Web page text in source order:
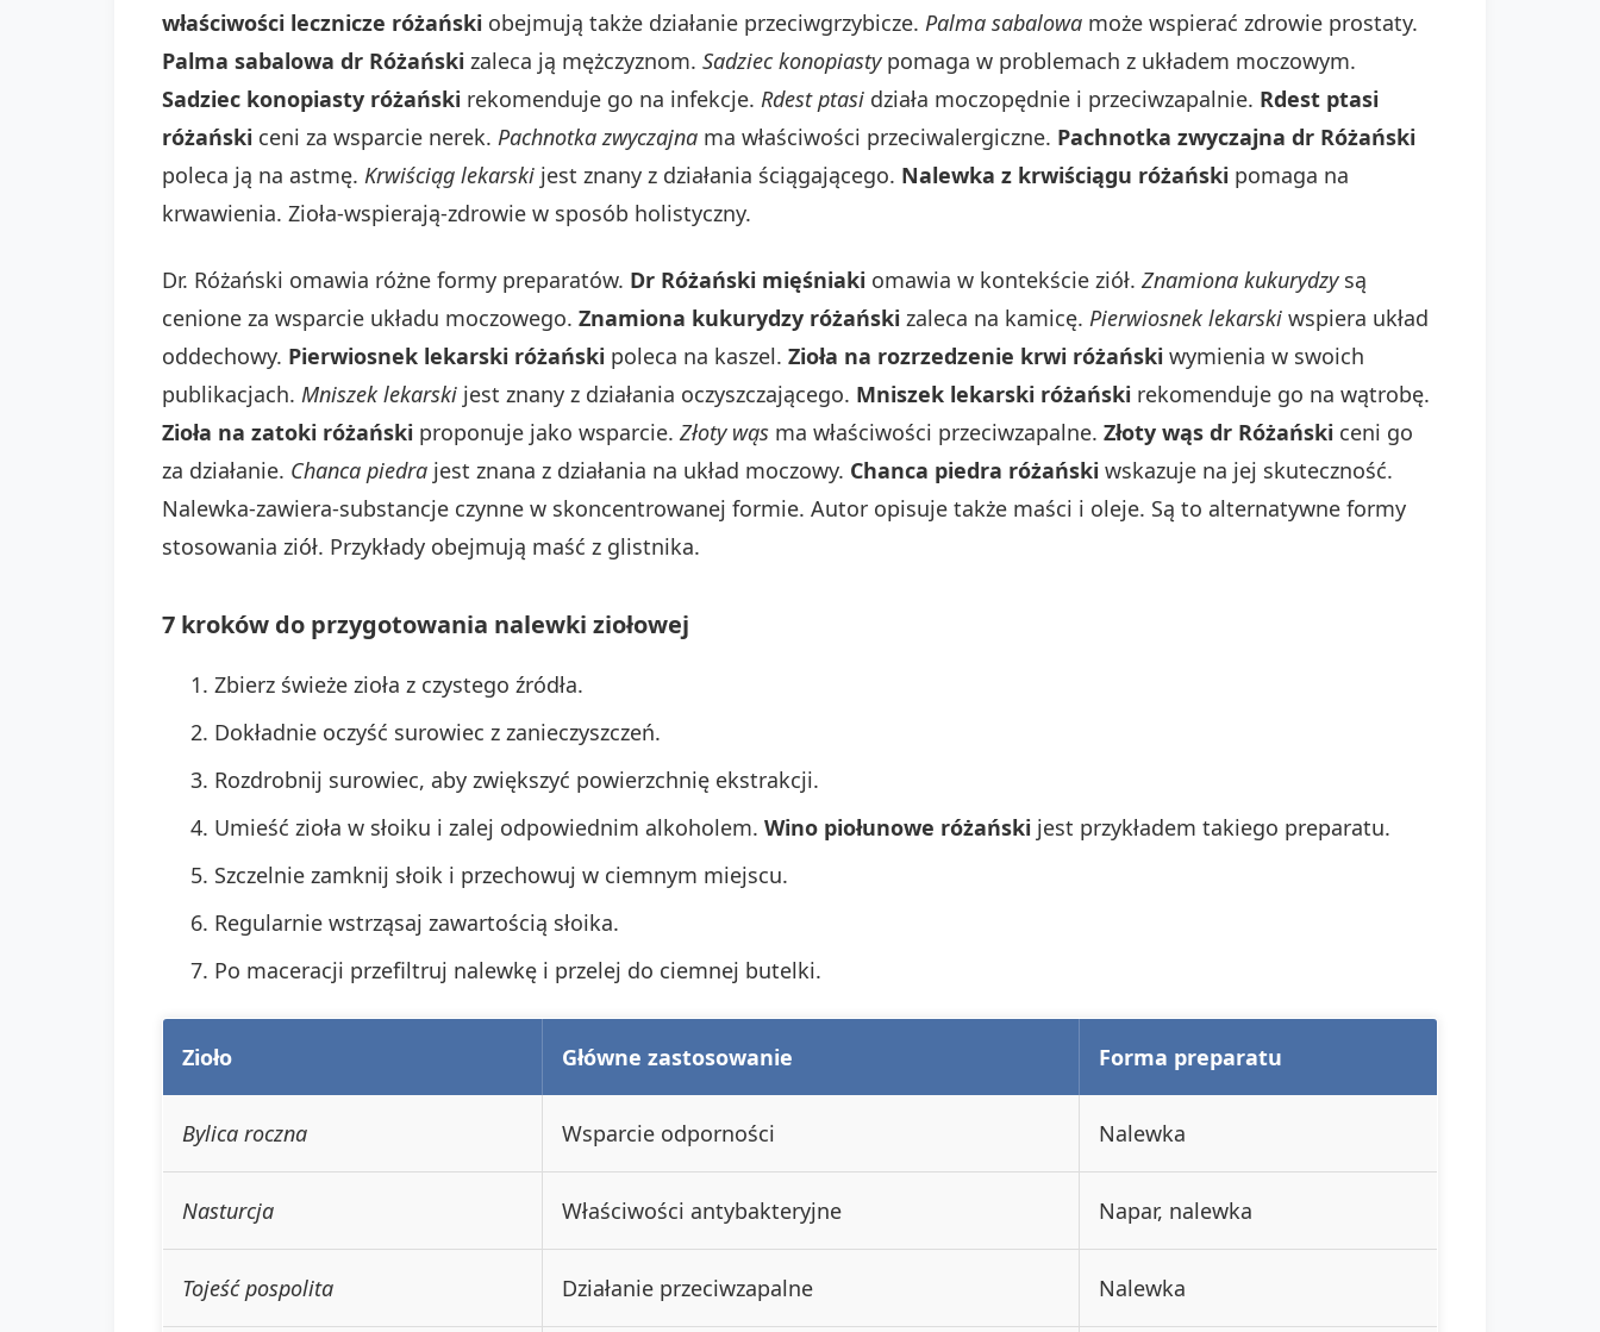
właściwości lecznicze różański obejmują także działanie przeciwgrzybicze. Palma sabalowa może wspierać zdrowie prostaty.
Palma sabalowa dr Różański zaleca ją mężczyznom. Sadziec konopiastypomaga w problemach z układem moczowym.
Sadziec konopiasty różański rekomenduje go na infekcje. Rdest ptasi działa moczopędnie i przeciwzapalnie. Rdest ptasi
różański ceni za wsparcie nerek. Pachnotka zwyczajna ma właściwości przeciwalergiczne. Pachnotka zwyczajna dr Różański
poleca ją na astmę. Krwiściąg lekarski jest znany z działania ściągającego. Nalewka z krwiściągu różański pomaga na
krwawienia. Zioła-wspierają-zdrowie w sposób holistyczny.
Dr. Różański omawia różne formy preparatów. Dr Różański mięśniaki omawia w kontekście ziół. Znamiona kukurydzysą
cenione za wsparcie układu moczowego. Znamiona kukurydzy różański zaleca na kamicę. Pierwiosnek lekarski wspiera układ
oddechowy. Pierwiosnek lekarski różański poleca na kaszel. Zioła na rozrzedzenie krwi różański wymienia w swoich
publikacjach. Mniszek lekarski jest znany z działania oczyszczającego. Mniszek lekarski różański rekomenduje go na wątrobę.
Zioła na zatoki różański proponuje jako wsparcie. Złoty wąs ma właściwości przeciwzapalne. Złoty wąs dr Różański ceni go
za działanie. Chanca piedra jest znana z działania na układ moczowy. Chanca piedra różański wskazuje na jej skuteczność.
Nalewka-zawiera-substancje czynne w skoncentrowanej formie. Autor opisuje także maści i oleje. Są to alternatywne formy
stosowania ziół. Przykłady obejmują maść z glistnika.
7 kroków do przygotowania nalewki ziołowej
Zbierz świeże zioła z czystego źródła.
Dokładnie oczyść surowiec z zanieczyszczeń.
Rozdrobnij surowiec, aby zwiększyć powierzchnię ekstrakcji.
Umieść zioła w słoiku i zalej odpowiednim alkoholem. Wino piołunowe różański jest przykładem takiego preparatu.
Szczelnie zamknij słoik i przechowuj w ciemnym miejscu.
Regularnie wstrząsaj zawartością słoika.
Po maceracji przefiltruj nalewkę i przelej do ciemnej butelki.
Zioło Główne zastosowanie Forma preparatu
Bylica roczna Wsparcie odporności Nalewka
Nasturcja Właściwości antybakteryjne Napar, nalewka
Tojeść pospolita Działanie przeciwzapalne Nalewka